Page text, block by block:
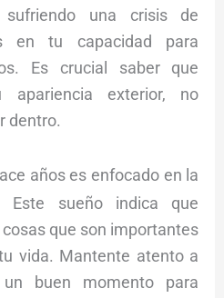
una crisis de
en tu capacidad para
Es crucial saber que
apariencia exterior, no
dentro.
años es enfocado en la
sueño indica que
que son importantes
vida. Mantente atento a
buen momento para